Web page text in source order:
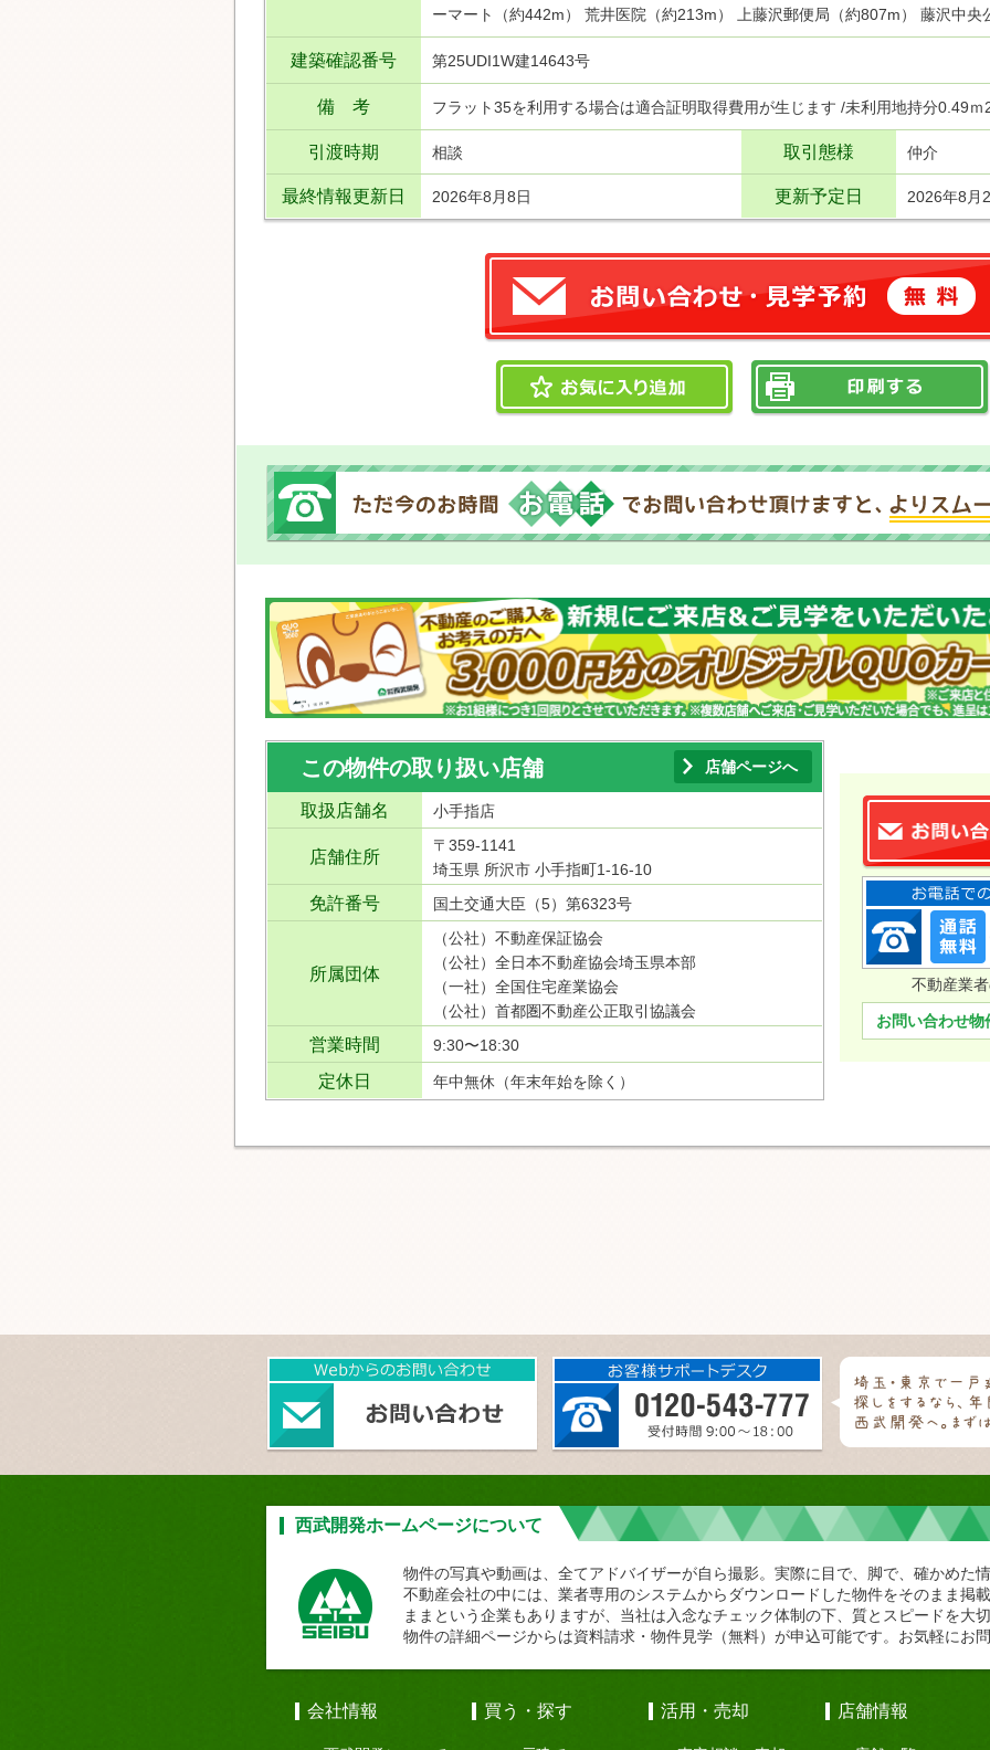
ーマート（約442m） 荒井医院（約213m） 上藤沢郵便局（約807m） 藤沢中央
建築確認番号 第25UDI1W建14643号
備 考 フラット35を利用する場合は適合証明取得費用が生じます /未利用地持分0.49ｍ
引渡時期 相談 取引態様 仲介
最終情報更新日 2026年8月8日 更新予定日 2026年8月
この物件の取り扱い店舗 店舗ページへ
取扱店舗名 小手指店
店舗住所
〒359-1141
埼玉県 所沢市 小手指町1-16-10
免許番号 国土交通大臣（5）第6323号
所属団体
（公社）不動産保証協会
（公社）全日本不動産協会埼玉県本部
（一社）全国住宅産業協会
（公社）首都圏不動産公正取引協議会
営業時間 9:30〜18:30
定休日 年中無休（年末年始を除く）
不動産業
お問い合わせ物
西武開発ホームページについて
物件の写真や動画は、全てアドバイザーが自ら撮影。実際に目で、脚で、確かめた
不動産会社の中には、業者専用のシステムからダウンロードした物件をそのまま掲
ままという企業もありますが、当社は入念なチェック体制の下、質とスピードを大
物件の詳細ページからは資料請求・物件見学（無料）が申込可能です。お気軽にお
会社情報 買う・探す 活用・売却 店舗情報